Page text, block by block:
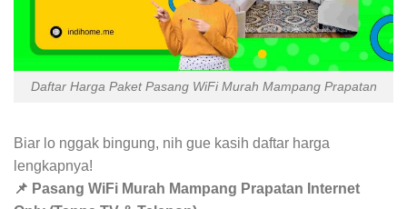
Daftar Harga Paket Pasang WiFi Murah Mampang Prapatan
Biar lo nggak bingung, nih gue kasih daftar harga
lengkapnya!
📌 Pasang WiFi Murah Mampang Prapatan Internet